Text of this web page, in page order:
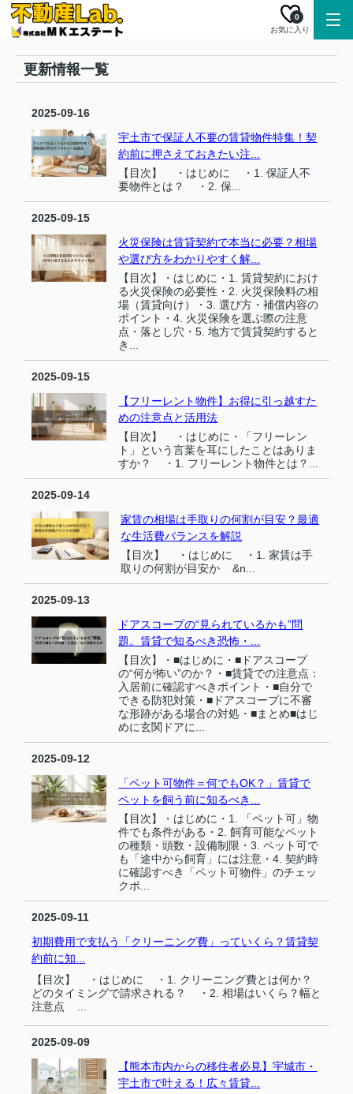
お気に入り
0
更新情報一覧
2025-09-16
宇土市で保証人不要の賃貸物件特集！契
約前に押さえておきたい注...
【目次】 ・はじめに ・1. 保証人不
要物件とは？ ・2. 保...
2025-09-15
火災保険は賃貸契約で本当に必要？相場
や選び方をわかりやすく解...
【目次】・はじめに・1. 賃貸契約におけ
る火災保険の必要性・2. 火災保険料の相
場（賃貸向け）・3. 選び方・補償内容の
ポイント・4. 火災保険を選ぶ際の注意
点・落とし穴・5. 地方で賃貸契約すると
き...
2025-09-15
【フリーレント物件】お得に引っ越すた
めの注意点と活用法
【目次】 ・はじめに・「フリーレン
ト」という言葉を耳にしたことはありま
すか？ ・1. フリーレント物件とは？...
2025-09-14
家賃の相場は手取りの何割が目安？最適
な生活費バランスを解説
【目次】 ・はじめに ・1. 家賃は手
取りの何割が目安か &n...
2025-09-13
ドアスコープの“見られているかも”問
題。賃貸で知るべき恐怖・...
【目次】・■はじめに・■ドアスコープ
の“何が怖い”のか？・■賃貸での注意点：
入居前に確認すべきポイント・■自分で
できる防犯対策・■ドアスコープに不審
な形跡がある場合の対処・■まとめ■はじ
めに玄関ドアに...
2025-09-12
「ペット可物件＝何でもOK？」賃貸で
ペットを飼う前に知るべき...
【目次】・はじめに・1. 「ペット可」物
件でも条件がある・2. 飼育可能なペット
の種類・頭数・設備制限・3. ペット可で
も「途中から飼育」には注意・4. 契約時
に確認すべき「ペット可物件」のチェッ
クポ...
2025-09-11
初期費用で支払う「クリーニング費」っていくら？賃貸契
約前に知...
【目次】 ・はじめに ・1. クリーニング費とは何か？
どのタイミングで請求される？ ・2. 相場はいくら？幅と
注意点 ...
2025-09-09
【熊本市内からの移住者必見】宇城市・
宇土市で叶える！広々賃貸...